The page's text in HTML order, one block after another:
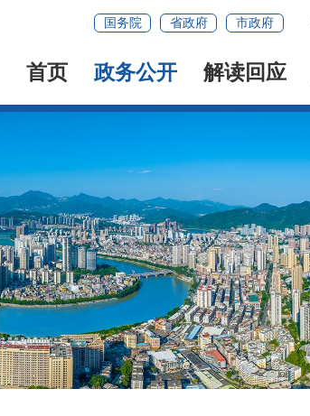
国务院 省政府 市政府
首页 政务公开 解读回应